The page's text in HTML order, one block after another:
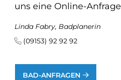
uns eine Online-
Linda Fabry, Badplanerin
(09153) 92 92 92
BAD-ANFRAGEN